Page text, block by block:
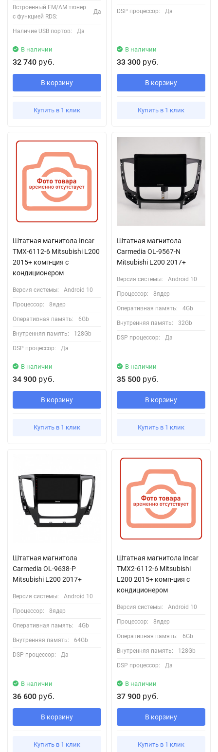
Встроенный FM/AM тюнер
с функцией RDS:
Да
Наличие USB портов: Да
В наличии
32 740 руб.
В корзину
Купить в 1 клик
DSP процессор: Да
В наличии
33 300 руб.
В корзину
Купить в 1 клик
Штатная магнитола Incar
TMX-6112-6 Mitsubishi L200
2015+ комп-ция с
кондиционером
Версия системы: Android 10
Процессор: 8ядер
Оперативная память: 6Gb
Внутренняя память: 128Gb
DSP процессор: Да
В наличии
34 900 руб.
В корзину
Купить в 1 клик
Штатная магнитола
Carmedia OL-9567-N
Mitsubishi L200 2017+
Версия системы: Android 10
Процессор: 8ядер
Оперативная память: 4Gb
Внутренняя память: 32Gb
DSP процессор: Да
В наличии
35 500 руб.
В корзину
Купить в 1 клик
Штатная магнитола
Carmedia OL-9638-P
Mitsubishi L200 2017+
Версия системы: Android 10
Процессор: 8ядер
Оперативная память: 4Gb
Внутренняя память: 64Gb
DSP процессор: Да
В наличии
36 600 руб.
В корзину
Купить в 1 клик
Штатная магнитола Incar
TMX2-6112-6 Mitsubishi
L200 2015+ комп-ция с
кондиционером
Версия системы: Android 10
Процессор: 8ядер
Оперативная память: 6Gb
Внутренняя память: 128Gb
DSP процессор: Да
В наличии
37 900 руб.
В корзину
Купить в 1 клик